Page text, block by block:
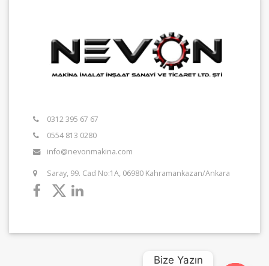
0312 395 67 67
0554 813 0280
info@nevonmakina.com
Saray, 99. Cad No:1A, 06980 Kahramankazan/Ankara
Bize Yazın